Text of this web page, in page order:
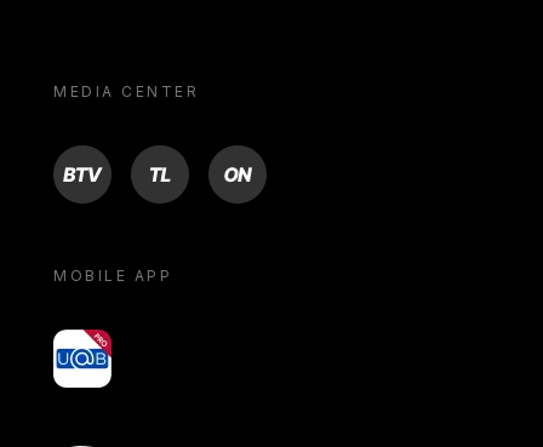
MEDIA CENTER
BTV TL ON
MOBILE APP
yoU@B